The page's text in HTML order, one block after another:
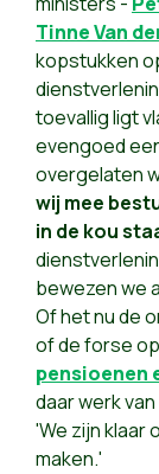
Tinne Van
kopstukken
toevallig ligt
evengoed
overgelaten
wij mee
in de kou
bewezen we
Of het nu de
of de forse
pensioenen
daar werk
'We zijn klaar
maken.'